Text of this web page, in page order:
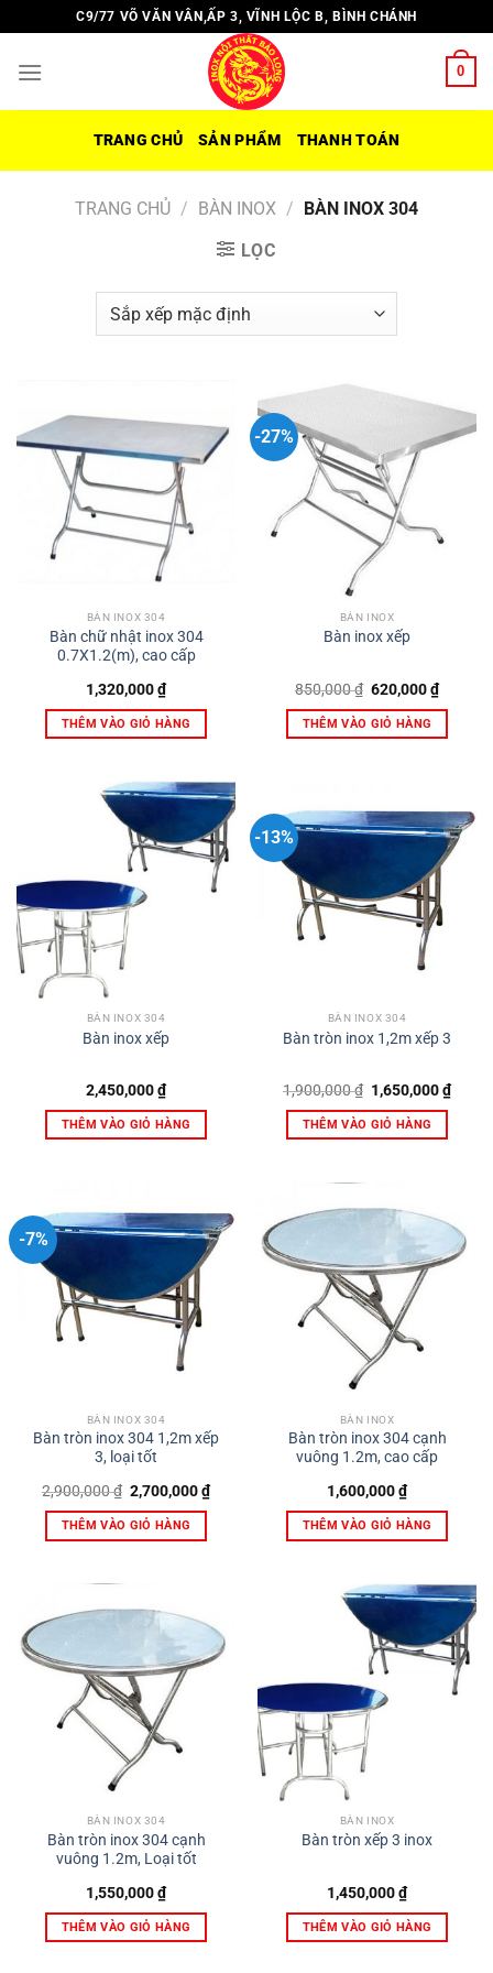
đến
nội
C9/77 VÕ VĂN VÂN,ẤP 3, VĨNH LỘC B, BÌNH CHÁNH
0
TRANG CHỦ SẢN PHẨM THANH TOÁN
TRANG CHỦ / BÀN INOX / BÀN INOX 304
LỌC
BÀN INOX 304
Bàn chữ nhật inox 304
0.7X1.2(m), cao cấp
1,320,000₫
THÊM VÀO GIỎ HÀNG
-27%
BÀN INOX
Bàn inox xếp
850,000₫ Giá
là:
850,000 ₫.
620,000₫Giá
hiện
tại
THÊM VÀO GIỎ HÀNG
BÀN INOX 304
Bàn inox xếp
2,450,000₫
THÊM VÀO GIỎ HÀNG
-13%
BÀN INOX 304
Bàn tròn inox 1,2m xếp 3
1,900,000₫ Giá
gốc
là:
1,900,000 ₫.
1,650,000₫Giá
hiện
THÊM VÀO GIỎ HÀNG
-7%
BÀN INOX 304
Bàn tròn inox 304 1,2m xếp
3, loại tốt
2,900,000₫ Giá
gốc
là:
2,900,000 ₫.
2,700,000₫Giá
hiện
2,700,000 ₫.
THÊM VÀO GIỎ HÀNG
BÀN INOX
Bàn tròn inox 304 cạnh
vuông 1.2m, cao cấp
1,600,000₫
THÊM VÀO GIỎ HÀNG
BÀN INOX 304
Bàn tròn inox 304 cạnh
vuông 1.2m, Loại tốt
1,550,000₫
THÊM VÀO GIỎ HÀNG
BÀN INOX
Bàn tròn xếp 3 inox
1,450,000₫
THÊM VÀO GIỎ HÀNG